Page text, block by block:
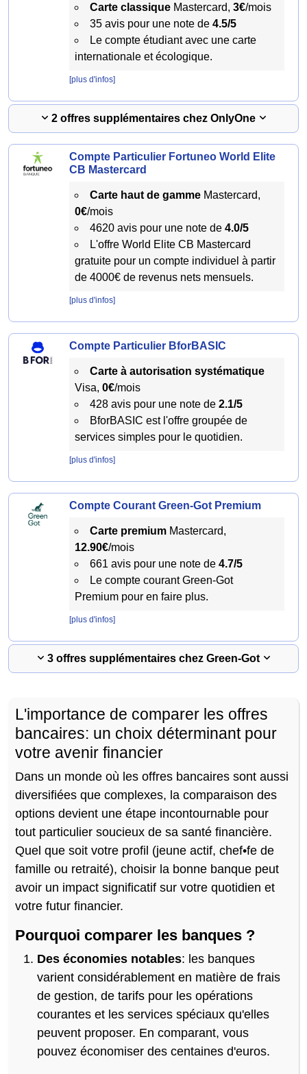
Carte classiqueMastercard, 3€/mois
35 avis pour une note de 4.5/5
Le compte étudiant avec une carte
internationale et écologique.
[plus d'infos]
2 offres supplémentaires chez OnlyOne
Compte Particulier Fortuneo World Elite
CB Mastercard
Carte haut de gammeMastercard,
0€/mois
4620 avis pour une note de 4.0/5
L'offre World Elite CB Mastercard
gratuite pour un compte individuel à partir
de 4000€ de revenus nets mensuels.
[plus d'infos]
Compte Particulier BforBASIC
Carte à autorisation systématique
Visa, 0€/mois
428 avis pour une note de 2.1/5
BforBASIC est l'offre groupée de
services simples pour le quotidien.
[plus d'infos]
Compte Courant Green-Got Premium
Carte premiumMastercard,
12.90€/mois
661 avis pour une note de 4.7/5
Le compte courant Green-Got
Premium pour en faire plus.
[plus d'infos]
3 offres supplémentaires chez Green-Got
L'importance de comparer les offres
bancaires: un choix déterminant pour
votre avenir financier
Dans un monde où les offres bancaires sont aussi
diversifiées que complexes, la comparaison des
options devient une étape incontournable pour
tout particulier soucieux de sa santé financière.
Quel que soit votre profil (jeune actif, chef•fe de
famille ou retraité), choisir la bonne banque peut
avoir un impact significatif sur votre quotidien et
votre futur financier.
Pourquoi comparer les banques ?
Des économies notables: les banques
varient considérablement en matière de frais
de gestion, de tarifs pour les opérations
courantes et les services spéciaux qu'elles
peuvent proposer. En comparant, vous
pouvez économiser des centaines d'euros.